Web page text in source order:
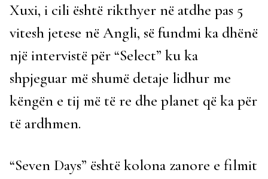
Xuxi, i cili është rikthyer në atdhe pas 5
vitesh jetese në Angli, së fundmi ka dhënë
një intervistë për “Select” ku ka
shpjeguar më shumë detaje lidhur me
këngën e tij më të re dhe planet që ka për
të ardhmen.
“Seven Days” është kolona zanore e filmit